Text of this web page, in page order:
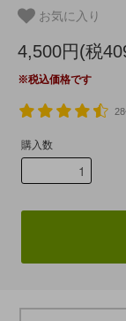
お気に入り
4,500円(税
※税込価格です
購入数